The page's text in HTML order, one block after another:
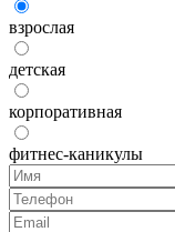
взрослая
детская
корпоративная
фитнес-каникулы